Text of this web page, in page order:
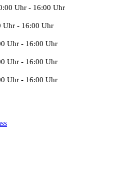
Uhr - 16:00 Uhr
Uhr - 16:00 Uhr
Uhr - 16:00 Uhr
Uhr - 16:00 Uhr
Uhr - 16:00 Uhr